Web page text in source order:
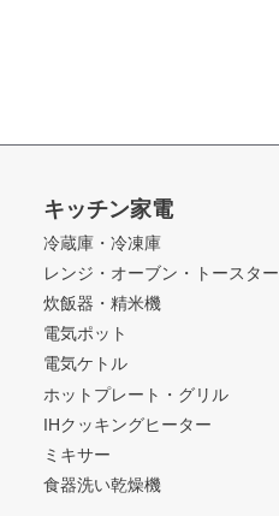
キッチン家電
冷蔵庫・冷凍庫
レンジ・オーブン・トースター
炊飯器・精米機
電気ポット
電気ケトル
ホットプレート・グリル
IHクッキングヒーター
ミキサー
食器洗い乾燥機